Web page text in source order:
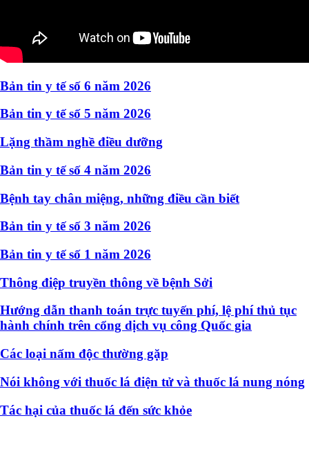
Bản tin y tế số 6 năm 2026
Bản tin y tế số 5 năm 2026
Lặng thầm nghề điều dưỡng
Bản tin y tế số 4 năm 2026
Bệnh tay chân miệng, những điều cần biết
Bản tin y tế số 3 năm 2026
Bản tin y tế số 1 năm 2026
Thông điệp truyền thông về bệnh Sởi
Hướng dẫn thanh toán trực tuyến phí, lệ phí thủ tục
hành chính trên cổng dịch vụ công Quốc gia
Các loại nấm độc thường gặp
Nói không với thuốc lá điện tử và thuốc lá nung nóng
Tác hại của thuốc lá đến sức khỏe